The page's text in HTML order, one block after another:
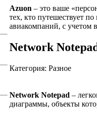
Azuon – это ваше
тех, кто путешествует
авиакомпаний, с учетом
Network
Категория: Разное
Network Notepad –
диаграммы, объекты